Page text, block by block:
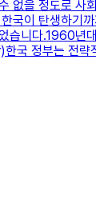
없을 정도로 사
국이 탄생하기
습니다.1960년
국 정부는 전략